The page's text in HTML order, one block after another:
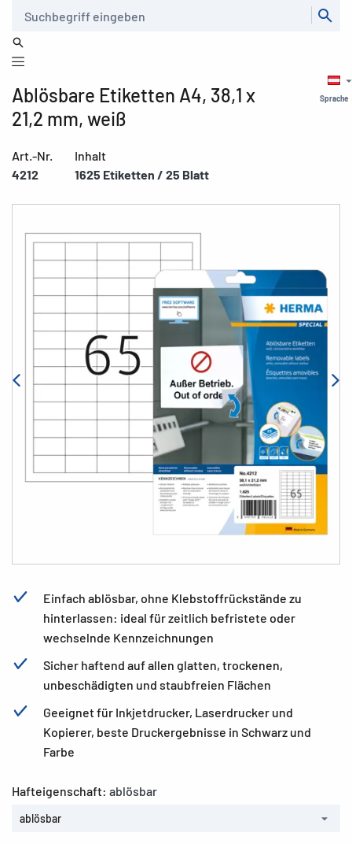
Sprache
Ablösbare Etiketten A4, 38,1 x
21,2 mm, weiß
Art.-Nr.
4212
Inhalt
1625 Etiketten / 25 Blatt
Einfach ablösbar, ohne Klebstoffrückstände zu
hinterlassen: ideal für zeitlich befristete oder
wechselnde Kennzeichnungen
Sicher haftend auf allen glatten, trockenen,
unbeschädigten und staubfreien Flächen
Geeignet für Inkjetdrucker, Laserdrucker und
Kopierer, beste Druckergebnisse in Schwarz und
Farbe
Hafteigenschaft: ablösbar
ablösbar